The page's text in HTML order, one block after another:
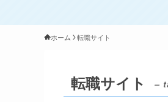
ホーム 転職サイト
転職サイト –